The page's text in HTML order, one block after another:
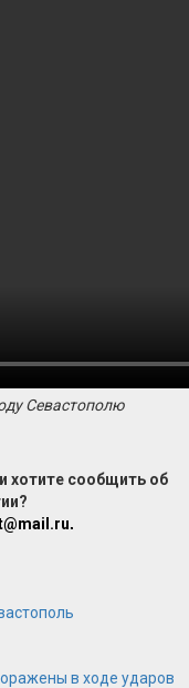
Севастополю
хотите сообщить об
.
в ходе ударов